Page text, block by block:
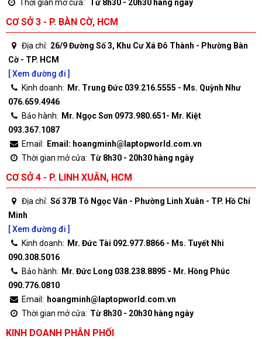
Thời gian mở cửa:
Từ 8h30 - 20h30 hàng ngày
CƠ SỞ 3 - P. BÀN CỜ, HCM
Địa chỉ: 26/9 Đường Số 3, Khu Cư Xá Đô Thành - Phường Bàn
Cờ - TP. HCM
[ Xem đường đi ]
Kinh doanh: Mr. Trung Đức 039.216.5555 - Ms. Quỳnh Như
076.659.4946
Bảo hành: Mr. Ngọc Sơn 0973.980.651- Mr. Kiệt
093.367.1087
Email: Email: hoangminh@laptopworld.com.vn
Thời gian mở cửa: Từ 8h30 - 20h30 hàng ngày
CƠ SỞ 4 - P. LINH XUÂN, HCM
Địa chỉ: Số 37B Tô Ngọc Vân - Phường Linh Xuân - TP. Hồ Chí
Minh
[ Xem đường đi ]
Kinh doanh: Mr. Đức Tài 092.977.8866 - Ms. Tuyết Nhi
090.308.5016
Bảo hành: Mr. Đức Long 038.238.8895 - Mr. Hồng Phúc
090.776.0810
Email: hoangminh@laptopworld.com.vn
Thời gian mở cửa: Từ 8h30 - 20h30 hàng ngày
KINH DOANH PHÂN PHỐI